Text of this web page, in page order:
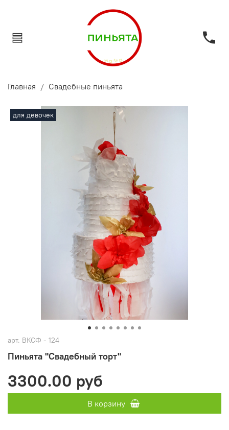
Главная Свадебные пиньята
для девочек
арт. ВКСФ - 124
Пиньята "Свадебный торт"
3300.00 руб
В корзину